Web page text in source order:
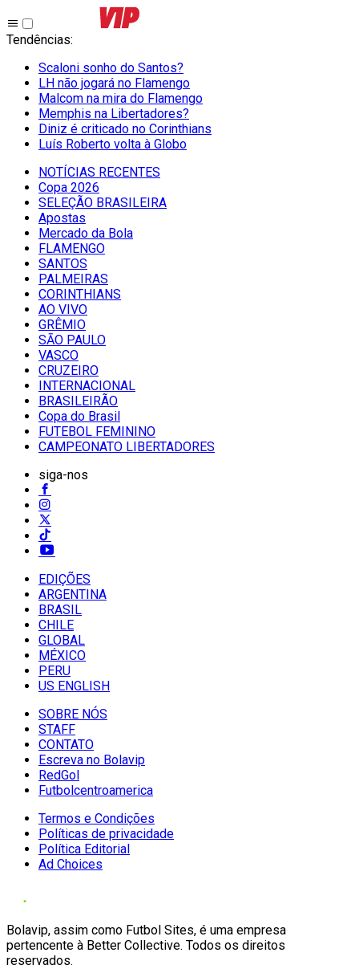
Tendências:
Scaloni sonho do Santos?
LH não jogará no Flamengo
Malcom na mira do Flamengo
Memphis na Libertadores?
Diniz é criticado no Corinthians
Luís Roberto volta à Globo
NOTÍCIAS RECENTES
Copa 2026
SELEÇÃO BRASILEIRA
Apostas
Mercado da Bola
FLAMENGO
SANTOS
PALMEIRAS
CORINTHIANS
AO VIVO
GRÊMIO
SĀO PAULO
VASCO
CRUZEIRO
INTERNACIONAL
BRASILEIRÃO
Copa do Brasil
FUTEBOL FEMININO
CAMPEONATO LIBERTADORES
siga-nos
EDIÇÕES
ARGENTINA
BRASIL
CHILE
GLOBAL
MÉXICO
PERU
US ENGLISH
SOBRE NÓS
STAFF
CONTATO
Escreva no Bolavip
RedGol
Futbolcentroamerica
Termos e Condições
Políticas de privacidade
Política Editorial
Ad Choices
Bolavip, assim como Futbol Sites, é uma empresa
pertencente à Better Collective. Todos os direitos
reservados.